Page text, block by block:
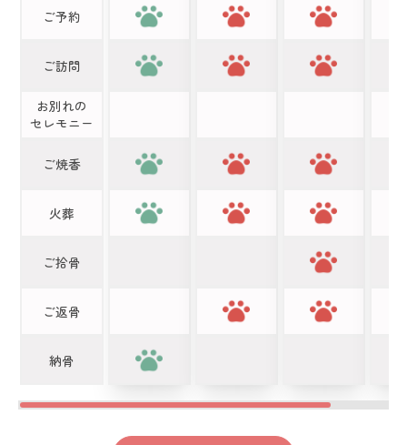
ご予約
ご訪問
お別れの
セレモニー
ご焼香
火葬
ご拾骨
ご返骨
納骨